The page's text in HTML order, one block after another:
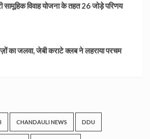
सामूहिक विवाह योजना के तहत 26 जोड़े परिणय
का जलवा, जेबी कराटे क्लब ने लहराया परचम
CHANDAULI NEWS DDU